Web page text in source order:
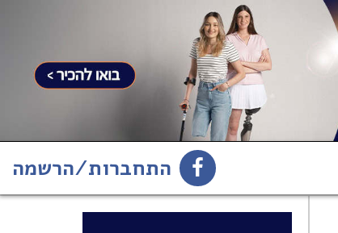
התחברות/הרשמה
הירשמו לניוזלטר 1